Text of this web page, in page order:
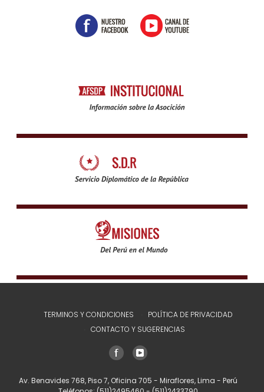
TERMINOS Y CONDICIONES
POLÍTICA DE PRIVACIDAD
CONTACTO Y SUGERENCIAS
Av. Benavides 768, Piso 7, Oficina 705 - Miraflores, Lima - Perú